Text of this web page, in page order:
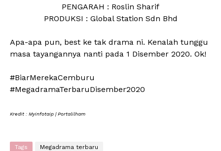
PENGARAH : Roslin Sharif
PRODUKSI : Global Station Sdn Bhd
Apa-apa pun, best ke tak drama ni. Kenalah tunggu
masa tayangannya nanti pada 1 Disember 2020. Ok!
#BiarMerekaCemburu
#MegadramaTerbaruDisember2020
Kredit : Myinfotaip | Portalilham
Tags Megadrama terbaru